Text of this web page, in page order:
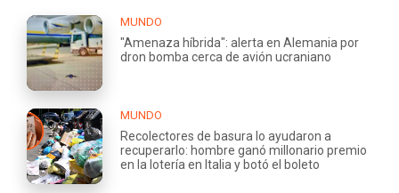
MUNDO
"Amenaza híbrida": alerta en Alemania por
dron bomba cerca de avión ucraniano
MUNDO
Recolectores de basura lo ayudaron a
recuperarlo: hombre ganó millonario premio
en la lotería en Italia y botó el boleto